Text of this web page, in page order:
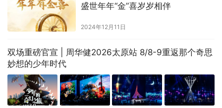
盛世年年“金”喜岁岁相伴
2024年12月11日
双场重磅官宣 | 周华健2026太原站 8/8-9重返那个奇思
妙想的少年时代